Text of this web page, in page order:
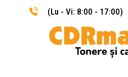
(Lu - Vi: 8:00 - 17:00)